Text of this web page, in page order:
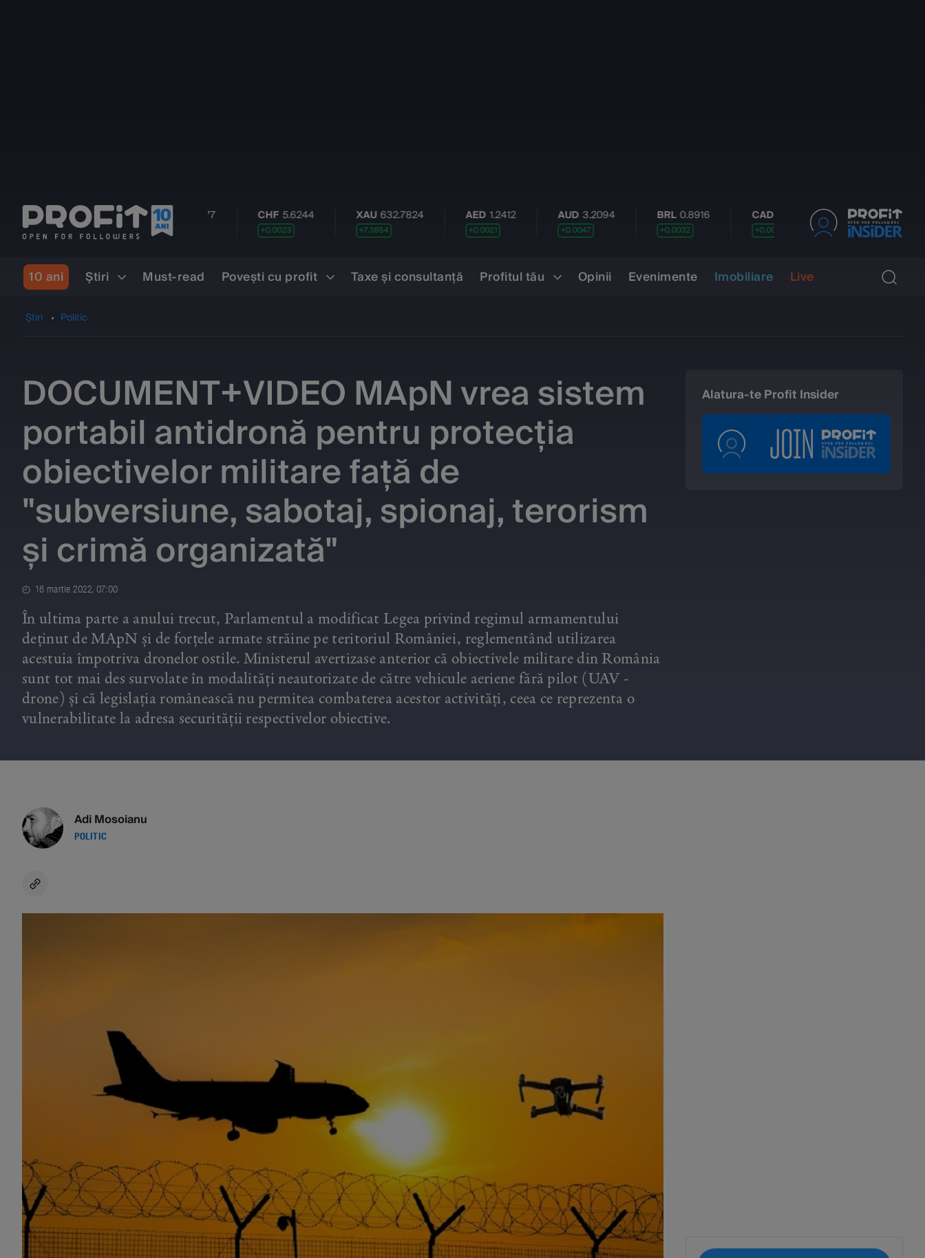
USD 4.5584
+0.0077
GBP 6.1277
+0.0041
CHF 5.6244 XAU 632.7824 AED AUD 3.2094 BRL 0.8916 CAD 3.2523 CNY 0.6756
+0.0013
CZK
-
10 ani Ştiri Must-read Povești cu profit Taxe şi consultanță Profitul tău Opinii Evenimente Imobiliare Live
Știri Politic
DOCUMENT+VIDEO MApN vrea sistem
portabil antidronă pentru protecția
obiectivelor militare față de
"subversiune, sabotaj, spionaj, terorism
și crimă organizată"
16 martie 2022, 07:00
În ultima parte a anului trecut, Parlamentul a modificat Legea privind regimul armamentului
deținut de MApN și de forțele armate străine pe teritoriul României, reglementând utilizarea
acestuia împotriva dronelor ostile. Ministerul avertizase anterior că obiectivele militare din România
sunt tot mai des survolate în modalități neautorizate de către vehicule aeriene fără pilot (UAV -
drone) și că legislația românească nu permitea combaterea acestor activități, ceea ce reprezenta o
vulnerabilitate la adresa securității respectivelor obiective.
Alatura-te Profit Insider
Adi Mosoianu
POLITIC